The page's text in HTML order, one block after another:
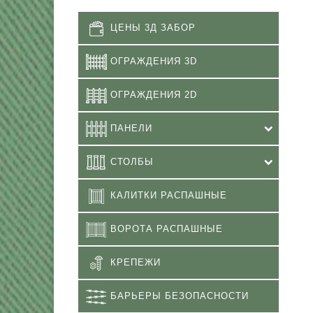
ЦЕНЫ 3Д ЗАБОР
ОГРАЖДЕНИЯ 3D
ОГРАЖДЕНИЯ 2D
ПАНЕЛИ
СТОЛБЫ
КАЛИТКИ РАСПАШНЫЕ
ВОРОТА РАСПАШНЫЕ
КРЕПЕЖИ
БАРЬЕРЫ БЕЗОПАСНОСТИ